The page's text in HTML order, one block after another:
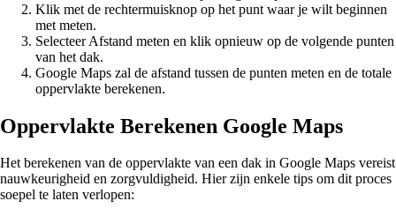
Klik met de rechtermuisknop op het punt waar je wilt beginnen
met meten.
Selecteer Afstand meten en klik opnieuw op de volgende punten
van het dak.
Google Maps zal de afstand tussen de punten meten en de totale
oppervlakte berekenen.
Oppervlakte Berekenen Google Maps
Het berekenen van de oppervlakte van een dak in Google Maps vereist
nauwkeurigheid en zorgvuldigheid. Hier zijn enkele tips om dit proces
soepel te laten verlopen: